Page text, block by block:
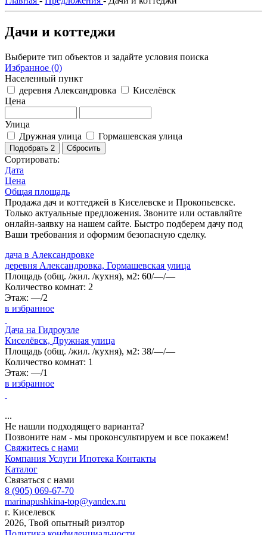
Дачи и коттеджи
Выберите тип объектов и задайте условия поиска
Избранное (0)
Населенный пункт
деревня Александровка
Киселёвск
Цена
Улица
Дружная улица
Гормашевская улица
Подобрать 2 Сбросить
Сортировать:
Дата
Цена
Общая площадь
Продажа дач и коттеджей в Киселевске и Прокопьевске.
Только актуальные предложения. Звоните или оставляйте
онлайн-заявку на нашем сайте. Быстро подберем дачу под
Ваши требования и оформим безопасную сделку.
дача в Александровке
деревня Александровка, Гормашевская улица
Площадь (общ. /жил. /кухня), м2: 60/—/—
Количество комнат: 2
Этаж: —/2
в избранное
Дача на Гидроузле
Киселёвск, Дружная улица
Площадь (общ. /жил. /кухня), м2: 38/—/—
Количество комнат: 1
Этаж: —/1
в избранное
...
Не нашли подходящего варианта?
Позвоните нам - мы проконсультируем и все покажем!
Свяжитесь с нами
Компания Услуги Ипотека Контакты
Каталог
Связаться с нами
8 (905) 069-67-70
marinapushkina-top@yandex.ru
г. Киселевск
2026, Твой опытный риэлтор